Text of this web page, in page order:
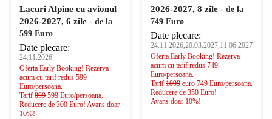
Lacuri Alpine cu avionul
2026-2027, 6 zile - de la
599 Euro
Date plecare:
24.11.2026
Oferta Early Booking! Rezerva
acum cu tarif redus 599
Euro/persoana.
Tarif 899 599 Euro/persoana.
Reducere de 300 Euro! Avans doar
10%!
2026-2027, 8 zile - de la
749 Euro
Date plecare:
24.11.2026,20.03.2027,11.06.2027
Oferta Early Booking! Rezerva
acum cu tarif redus 749
Euro/persoana.
Tarif 1099 euro 749 Euro/persoana.
Reducere de 350 Euro!
Avans doar 10%!